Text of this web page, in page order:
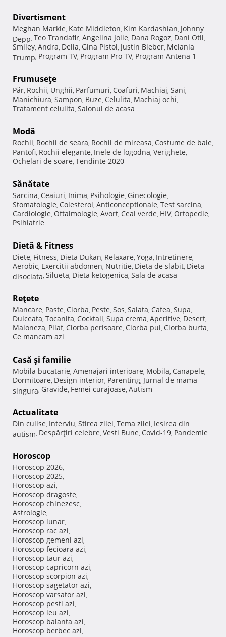
Divertisment
Meghan Markle, Kate Middleton, Kim Kardashian, Johnny
Depp, Teo Trandafir, Angelina Jolie, Dana Rogoz, Dani Otil,
Smiley, Andra, Delia, Gina Pistol, Justin Bieber, Melania
Trump, Program TV, Program Pro TV, Program Antena 1
Frumuseţe
Păr, Rochii, Unghii, Parfumuri, Coafuri, Machiaj, Sani,
Manichiura, Sampon, Buze, Celulita, Machiaj ochi,
Tratament celulita, Salonul de acasa
Modă
Rochii, Rochii de seara, Rochii de mireasa, Costume de baie,
Pantofi, Rochii elegante, Inele de logodna, Verighete,
Ochelari de soare, Tendinte 2020
Sănătate
Sarcina, Ceaiuri, Inima, Psihologie, Ginecologie,
Stomatologie, Colesterol, Anticonceptionale, Test sarcina,
Cardiologie, Oftalmologie, Avort, Ceai verde, HIV, Ortopedie,
Psihiatrie
Dietă & Fitness
Diete, Fitness, Dieta Dukan, Relaxare, Yoga, Intretinere,
Aerobic, Exercitii abdomen, Nutritie, Dieta de slabit, Dieta
disociata, Silueta, Dieta ketogenica, Sala de acasa
Reţete
Mancare, Paste, Ciorba, Peste, Sos, Salata, Cafea, Supa,
Dulceata, Tocanita, Cocktail, Supa crema, Aperitive, Desert,
Maioneza, Pilaf, Ciorba perisoare, Ciorba pui, Ciorba burta,
Ce mancam azi
Casă şi familie
Mobila bucatarie, Amenajari interioare, Mobila, Canapele,
Dormitoare, Design interior, Parenting, Jurnal de mama
singura, Gravide, Femei curajoase, Autism
Actualitate
Din culise, Interviu, Stirea zilei, Tema zilei, Iesirea din
autism, Despărţiri celebre, Vesti Bune, Covid-19, Pandemie
Horoscop
Horoscop 2026,
Horoscop 2025,
Horoscop azi,
Horoscop dragoste,
Horoscop chinezesc,
Astrologie,
Horoscop lunar,
Horoscop rac azi,
Horoscop gemeni azi,
Horoscop fecioara azi,
Horoscop taur azi,
Horoscop capricorn azi,
Horoscop scorpion azi,
Horoscop sagetator azi,
Horoscop varsator azi,
Horoscop pesti azi,
Horoscop leu azi,
Horoscop balanta azi,
Horoscop berbec azi,